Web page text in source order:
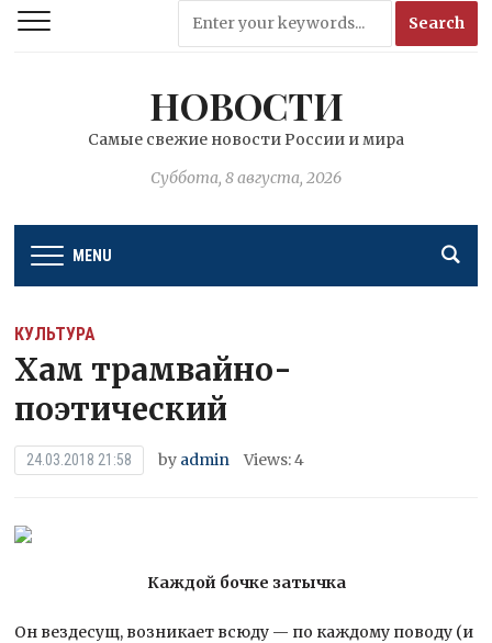
НОВОСТИ
Самые свежие новости России и мира
Суббота, 8 августа, 2026
MENU
КУЛЬТУРА
Хам трамвайно-
поэтический
24.03.2018 21:58 by admin Views: 4
Каждой бочке затычка
Он вездесущ, возникает всюду — по каждому поводу (и